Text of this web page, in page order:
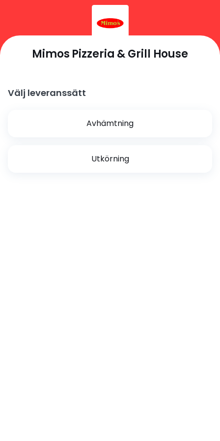
Mimos Pizzeria & Grill House
Välj leveranssätt
Avhämtning
Utkörning